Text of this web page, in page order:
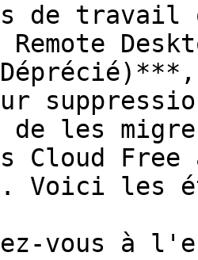
de
de les
Cloud
Voici les
vous à